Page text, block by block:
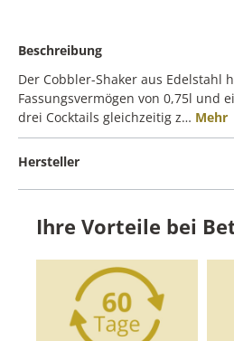
Beschreibung
Der Cobbler-Shaker aus Edelstahl
Fassungsvermögen von 0,75l und
drei Cocktails gleichzeitig z… Mehr
Hersteller
Ihre Vorteile bei